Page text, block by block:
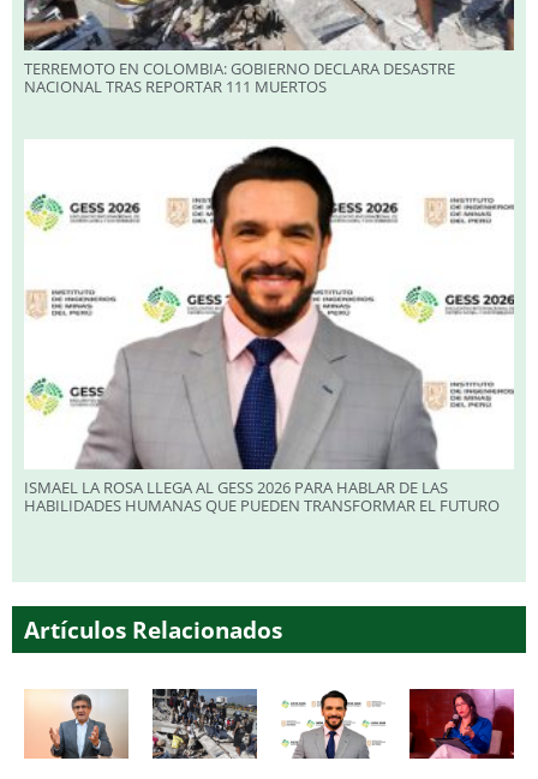
TERREMOTO EN COLOMBIA: GOBIERNO DECLARA DESASTRE
NACIONAL TRAS REPORTAR 111 MUERTOS
ISMAEL LA ROSA LLEGA AL GESS 2026 PARA HABLAR DE LAS
HABILIDADES HUMANAS QUE PUEDEN TRANSFORMAR EL FUTURO
Artículos Relacionados